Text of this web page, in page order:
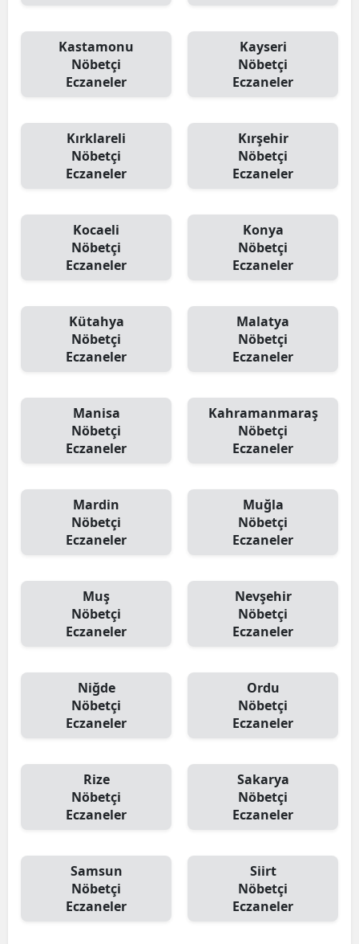
Kastamonu
Nöbetçi
Eczaneler
Kayseri
Nöbetçi
Eczaneler
Kırklareli
Nöbetçi
Eczaneler
Kırşehir
Nöbetçi
Eczaneler
Kocaeli
Nöbetçi
Eczaneler
Konya
Nöbetçi
Eczaneler
Kütahya
Nöbetçi
Eczaneler
Malatya
Nöbetçi
Eczaneler
Manisa
Nöbetçi
Eczaneler
Kahramanmaraş
Nöbetçi
Eczaneler
Mardin
Nöbetçi
Eczaneler
Muğla
Nöbetçi
Eczaneler
Muş
Nöbetçi
Eczaneler
Nevşehir
Nöbetçi
Eczaneler
Niğde
Nöbetçi
Eczaneler
Ordu
Nöbetçi
Eczaneler
Rize
Nöbetçi
Eczaneler
Sakarya
Nöbetçi
Eczaneler
Samsun
Nöbetçi
Eczaneler
Siirt
Nöbetçi
Eczaneler